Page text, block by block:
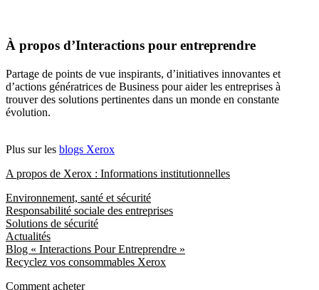
À propos d’Interactions pour entreprendre
Partage de points de vue inspirants, d’initiatives innovantes et
d’actions génératrices de Business pour aider les entreprises à
trouver des solutions pertinentes dans un monde en constante
évolution.
Plus sur les blogs Xerox
A propos de Xerox : Informations institutionnelles
Environnement, santé et sécurité
Responsabilité sociale des entreprises
Solutions de sécurité
Actualités
Blog « Interactions Pour Entreprendre »
Recyclez vos consommables Xerox
Comment acheter